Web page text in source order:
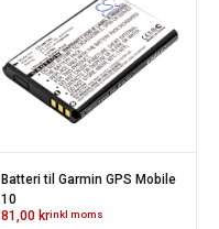
Batteri til Garmin GPS Mobile
10
81,00 krinkl moms